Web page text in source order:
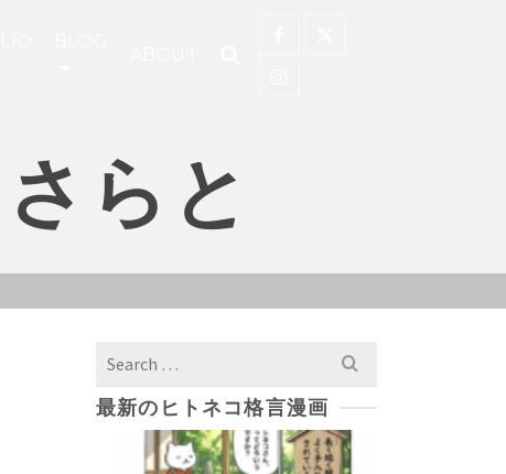
らと
Search
最新のヒトネコ格言漫画